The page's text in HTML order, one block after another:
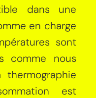
dans une
en charge
sont
comme nous
est